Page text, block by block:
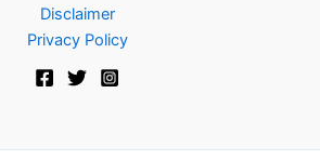
Disclaimer
Privacy Policy